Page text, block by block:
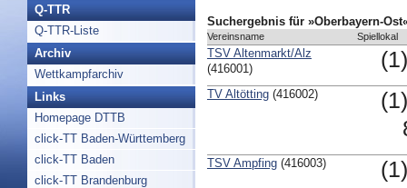
Q-TTR
Q-TTR-Liste
Archiv
Wettkampfarchiv
Links
Homepage DTTB
click-TT Baden-Württemberg
click-TT Baden
click-TT Brandenburg
Suchergebnis für »Oberbayern-
Vereinsname Spiellokal
TSV Altenmarkt/Alz
(416001)
TV Altötting(416002)
TSV Ampfing(416003)